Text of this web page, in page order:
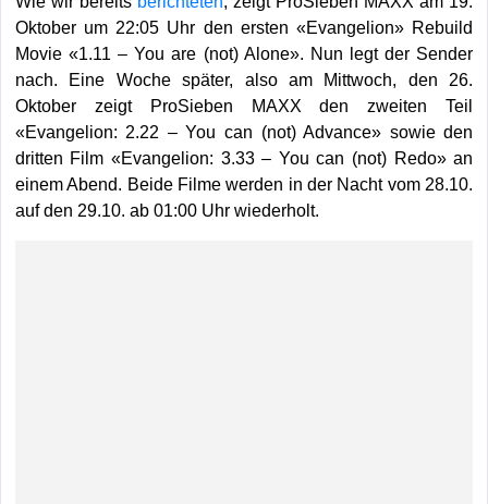
Oktober um 22:05 Uhr den ersten «Evangelion» Rebuild
Movie «1.11 – You are (not) Alone». Nun legt der Sender
nach. Eine Woche später, also am Mittwoch, den 26.
Oktober zeigt ProSieben MAXX den zweiten Teil
«Evangelion: 2.22 – You can (not) Advance» sowie den
dritten Film «Evangelion: 3.33 – You can (not) Redo» an
einem Abend. Beide Filme werden in der Nacht vom 28.10.
auf den 29.10. ab 01:00 Uhr wiederholt.